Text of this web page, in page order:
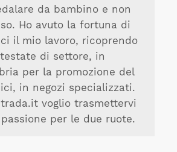
da bambino e non
Ho avuto la fortuna di
il mio lavoro, ricoprendo
di settore, in
per la promozione del
in negozi specializzati.
voglio trasmettervi
per le due ruote.